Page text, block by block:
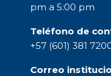
pm a 5:00 pm
Teléfono de
+57 (601) 381
Correo